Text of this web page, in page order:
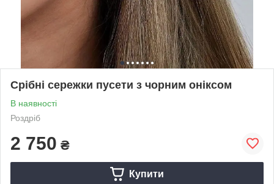
Срібні сережки пусети з чорним оніксом
В наявності
Роздріб
2 750 ₴
Купити